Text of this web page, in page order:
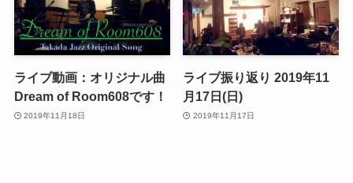
ライブ動画：オリジナル曲
Dream of Room608です！
2019年11月18日
ライブ振り返り 2019年11
月17日(日)
2019年11月17日